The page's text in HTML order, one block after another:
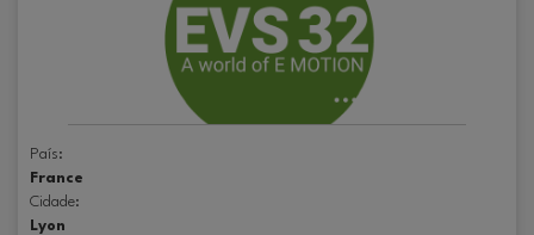
País:
France
Cidade:
Lyon